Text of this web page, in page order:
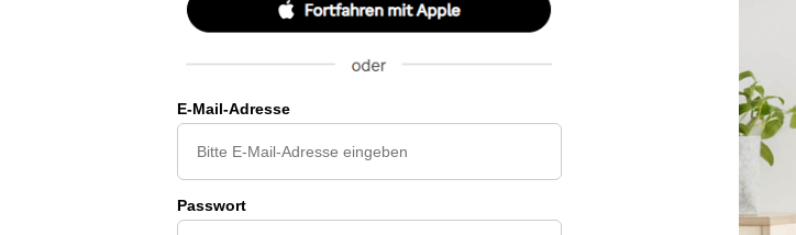
E-Mail-Adresse
Passwort